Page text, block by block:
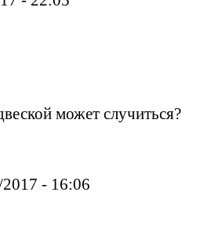
может случиться?
- 16:06